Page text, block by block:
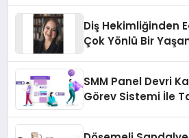
Diş Hekimliğinden
Çok Yönlü Bir
SMM Panel Devri
Görev Sistemi İle